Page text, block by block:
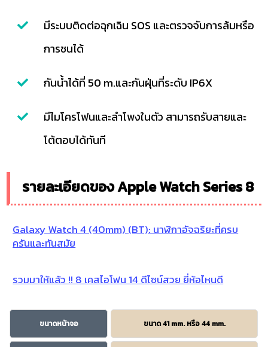
มีระบบติดต่อฉุกเฉิน SOS และตรวจจับการล้มหรือ
การชนได้
กันน้ำได้ที่ 50 m.และกันฝุ่นที่ระดับ IP6X
มีไมโครโฟนและลำโพงในตัว สามารถรับสายและ
โต้ตอบได้ทันที
รายละเอียดของ Apple Watch Series 8
Galaxy Watch 4 (40mm) (BT): นาฬิกาอัจฉริยะที่ครบ
ครันและทันสมัย
รวมมาให้แล้ว !! 8 เคสไอโฟน 14 ดีไซน์สวย ยี่ห้อไหนดี
ขนาดหน้าจอ ขนาด 41 mm. หรือ 44 mm.